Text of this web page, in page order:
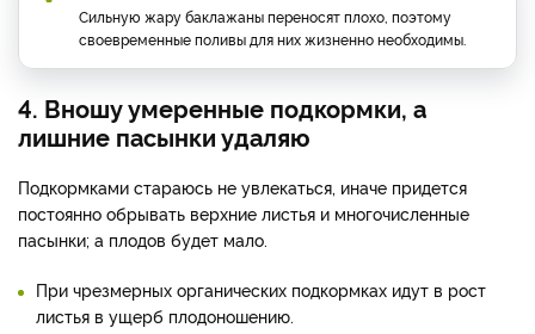
Сильную жару баклажаны переносят плохо, поэтому
своевременные поливы для них жизненно необходимы.
4. Вношу умеренные подкормки, а
лишние пасынки удаляю
Подкормками стараюсь не увлекаться, иначе придется
постоянно обрывать верхние листья и многочисленные
пасынки; а плодов будет мало.
При чрезмерных органических подкормках идут в рост
листья в ущерб плодоношению.